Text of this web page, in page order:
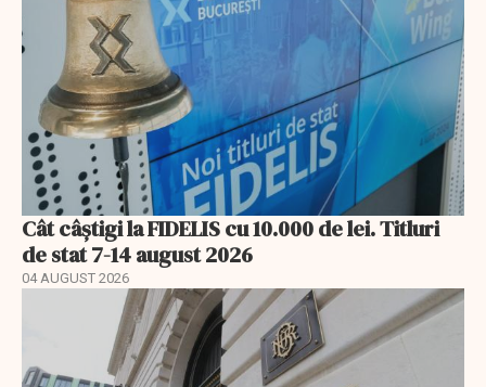
Cât câștigi la FIDELIS cu 10.000 de lei. Titluri
de stat 7-14 august 2026
04 AUGUST 2026